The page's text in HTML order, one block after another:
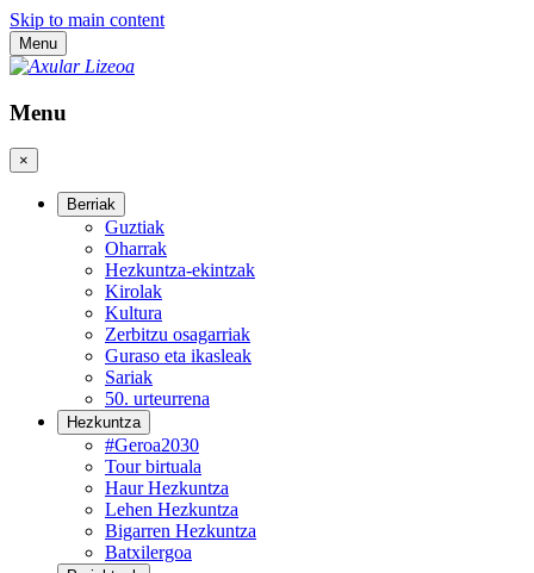
Skip to main content
Menu
Menu
×
Berriak
Guztiak
Oharrak
Hezkuntza-ekintzak
Kirolak
Kultura
Zerbitzu osagarriak
Guraso eta ikasleak
Sariak
50. urteurrena
Hezkuntza
#Geroa2030
Tour birtuala
Haur Hezkuntza
Lehen Hezkuntza
Bigarren Hezkuntza
Batxilergoa